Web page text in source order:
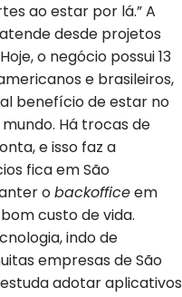
ao estar por lá.” A
desde projetos
o negócio possui 13
e brasileiros,
benefício de estar no
Há trocas de
e isso faz a
fica em São
obackofficeem
custo de vida.
indo de
empresas de São
adotar aplicativos